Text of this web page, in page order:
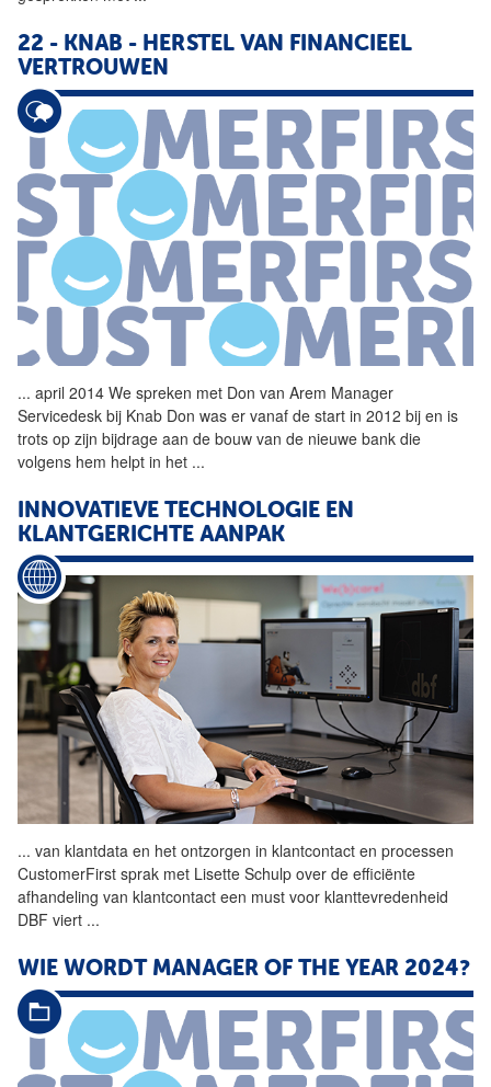
22 - KNAB - HERSTEL VAN FINANCIEEL
VERTROUWEN
... april 2014 We spreken met Don van Arem Manager
Servicedesk bij Knab Don was er vanaf de start in 2012 bij en is
trots op zijn bijdrage aan de bouw van de nieuwe bank die
volgens hem helpt in het ...
INNOVATIEVE TECHNOLOGIE EN
KLANTGERICHTE AANPAK
... van klantdata en het ontzorgen in klantcontact en processen
CustomerFirst sprak met Lisette Schulp over de efficiënte
afhandeling van klantcontact een must voor klanttevredenheid
DBF viert ...
WIE WORDT MANAGER OF THE YEAR 2024?